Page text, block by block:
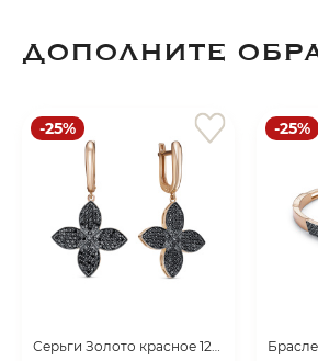
ДОПОЛНИТЕ
-25%
Серьги Золото красное 120106 ч
-25%